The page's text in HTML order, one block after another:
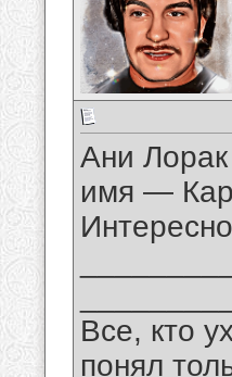
Ани
имя —
Все, кто
понял